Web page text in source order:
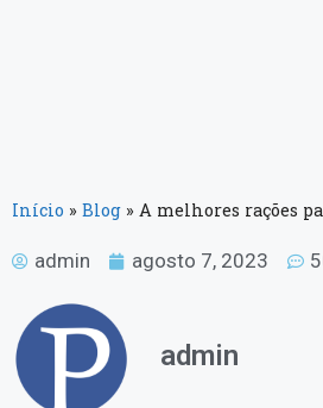
Início » Blog » A melhores rações
admin agosto 7, 2023
admin